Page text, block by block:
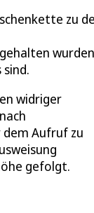
zu
wurden
sind.
widriger
Aufruf zu
gefolgt.